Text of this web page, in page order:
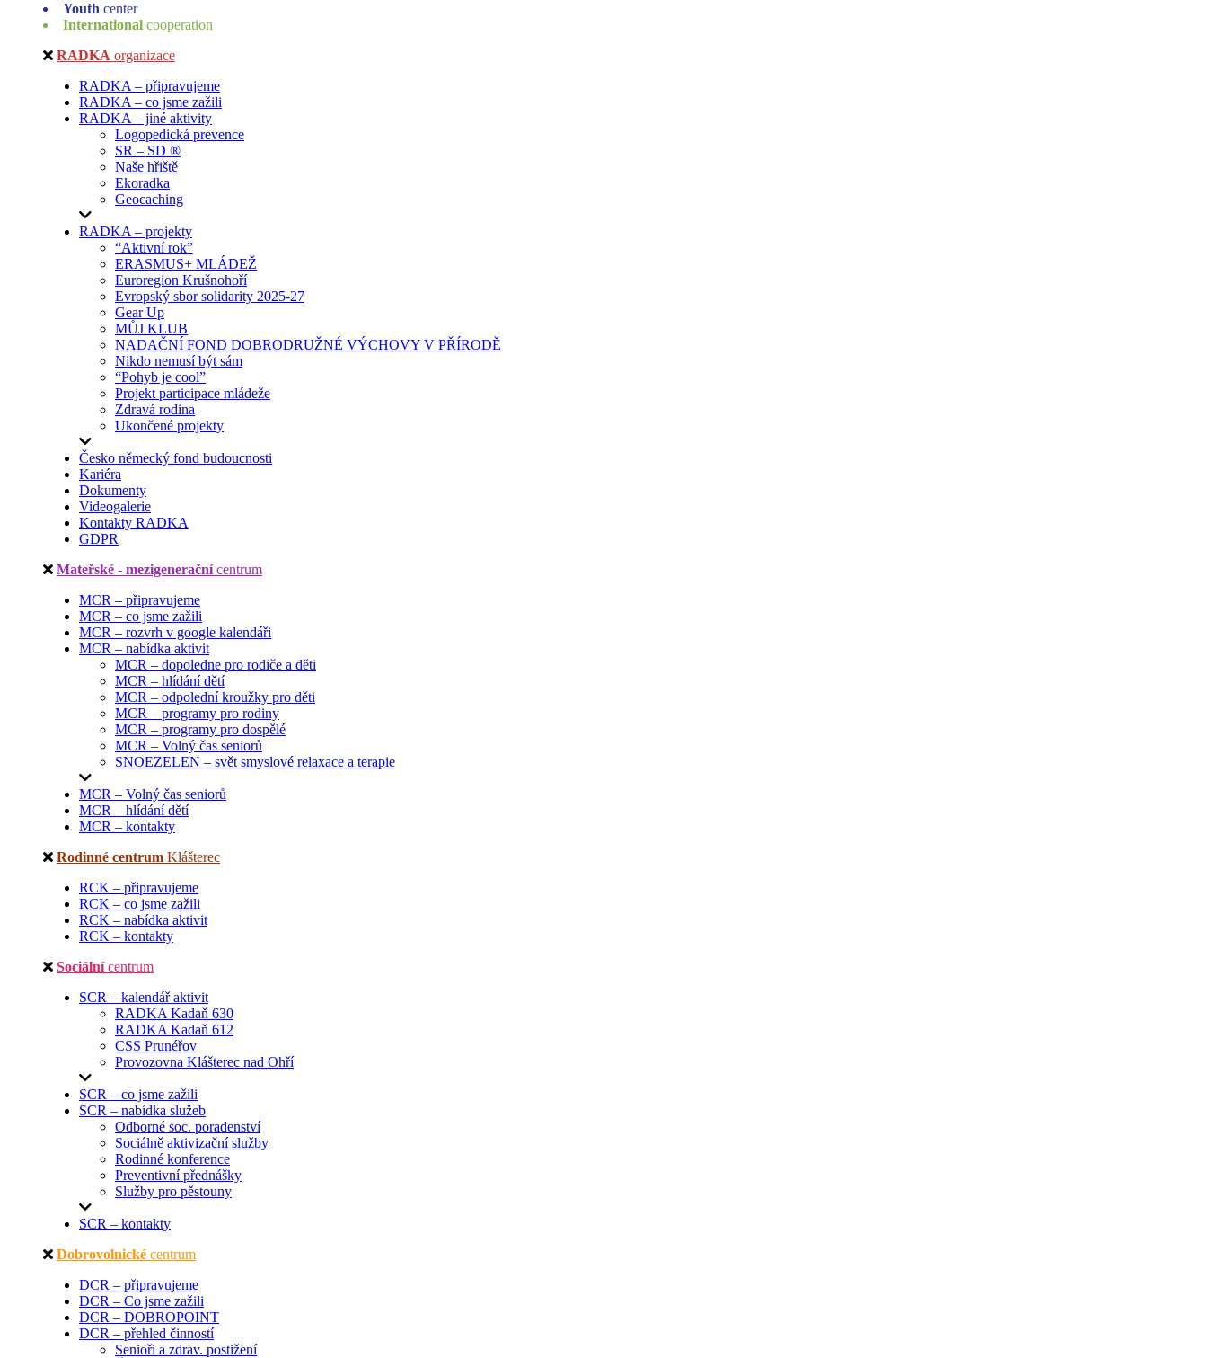
Youth center
International cooperation
RADKA organizace
RADKA – připravujeme
RADKA – co jsme zažili
RADKA – jiné aktivity
Logopedická prevence
SR – SD ®
Naše hřiště
Ekoradka
Geocaching
RADKA – projekty
“Aktivní rok”
ERASMUS+ MLÁDEŽ
Euroregion Krušnohoří
Evropský sbor solidarity 2025-27
Gear Up
MŮJ KLUB
NADAČNÍ FOND DOBRODRUŽNÉ VÝCHOVY V PŘÍRODĚ
Nikdo nemusí být sám
“Pohyb je cool”
Projekt participace mládeže
Zdravá rodina
Ukončené projekty
Česko německý fond budoucnosti
Kariéra
Dokumenty
Videogalerie
Kontakty RADKA
GDPR
Mateřské - mezigenerační centrum
MCR – připravujeme
MCR – co jsme zažili
MCR – rozvrh v google kalendáři
MCR – nabídka aktivit
MCR – dopoledne pro rodiče a děti
MCR – hlídání dětí
MCR – odpolední kroužky pro děti
MCR – programy pro rodiny
MCR – programy pro dospělé
MCR – Volný čas seniorů
SNOEZELEN – svět smyslové relaxace a terapie
MCR – Volný čas seniorů
MCR – hlídání dětí
MCR – kontakty
Rodinné centrum Klášterec
RCK – připravujeme
RCK – co jsme zažili
RCK – nabídka aktivit
RCK – kontakty
Sociální centrum
SCR – kalendář aktivit
RADKA Kadaň 630
RADKA Kadaň 612
CSS Prunéřov
Provozovna Klášterec nad Ohří
SCR – co jsme zažili
SCR – nabídka služeb
Odborné soc. poradenství
Sociálně aktivizační služby
Rodinné konference
Preventivní přednášky
Služby pro pěstouny
SCR – kontakty
Dobrovolnické centrum
DCR – připravujeme
DCR – Co jsme zažili
DCR – DOBROPOINT
DCR – přehled činností
Senioři a zdrav. postižení